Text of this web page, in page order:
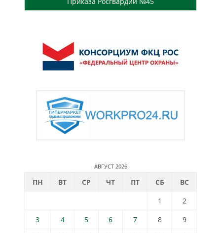
АВГУСТ 2026
ПН ВТ СР ЧТ ПТ СБ
ВС
1
2
3
4 5 6 7 8
9